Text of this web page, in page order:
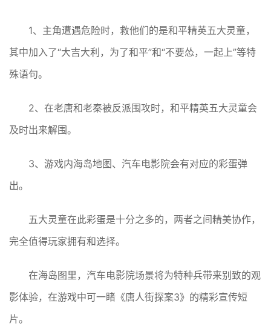
1、主角遭遇危险时，救他们的是和平精英五大灵童，
其中加入了“大吉大利，为了和平”和“不要怂，一起上”等特
殊语句。
2、在老唐和老秦被反派围攻时，和平精英五大灵童会
及时出来解围。
3、游戏内海岛地图、汽车电影院会有对应的彩蛋弹
出。
五大灵童在此彩蛋是十分之多的，两者之间精美协作，
完全值得玩家拥有和选择。
在海岛图里，汽车电影院场景将为特种兵带来别致的观
影体验，在游戏中可一睹《唐人街探案3》的精彩宣传短
片。